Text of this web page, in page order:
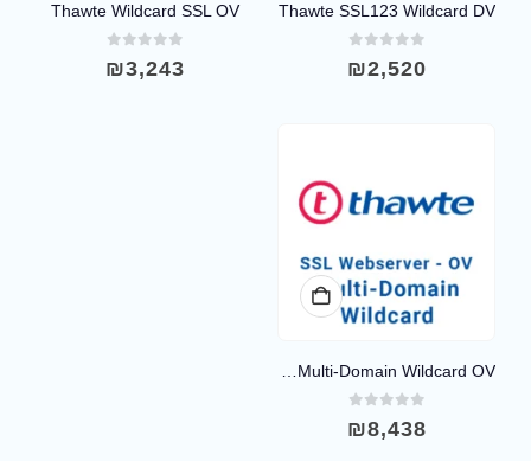
Thawte SSL123 Wildcard DV
₪2,520
Thawte Wildcard SSL OV
₪3,243
₪8,438